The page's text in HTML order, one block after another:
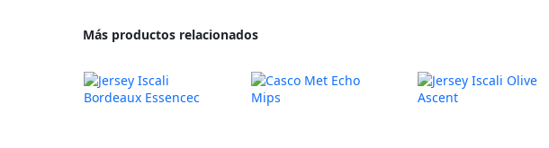
Más productos relacionados